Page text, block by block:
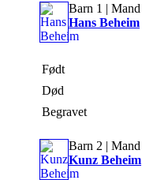
Barn 1 | Mand
Hans Beheim
Født
Død
Begravet
Barn 2 | Mand
Kunz Beheim